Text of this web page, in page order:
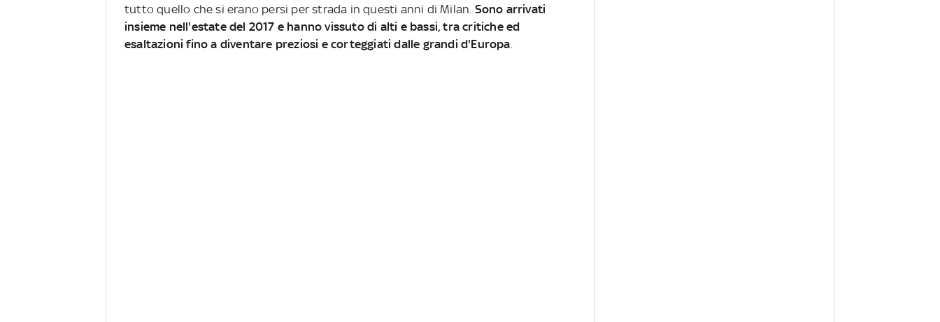
tutto quello che si erano persi per strada in questi anni di Milan. Sono arrivati
insieme nell'estate del 2017 e hanno vissuto di alti e bassi, tra critiche ed
esaltazioni fino a diventare preziosi e corteggiati dalle grandi d'Europa.